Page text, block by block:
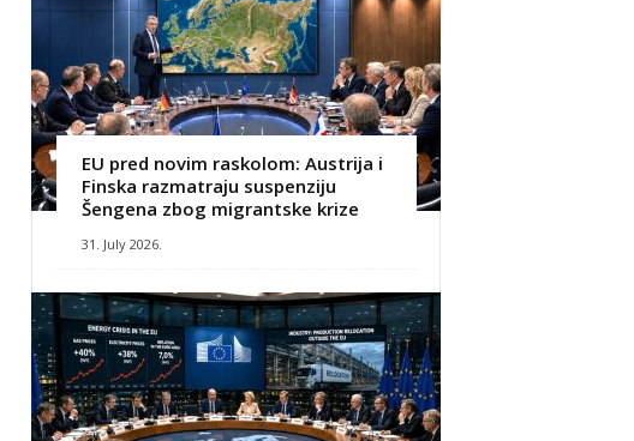
EU pred novim raskolom: Austrija i
Finska razmatraju suspenziju
Šengena zbog migrantske krize
31. July 2026.